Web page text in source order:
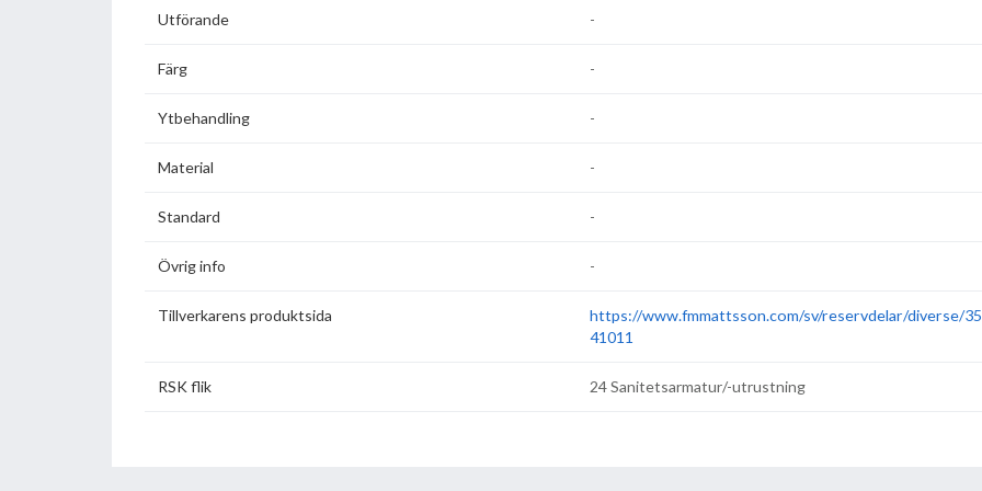
Utförande -
Färg -
Ytbehandling -
Material -
Standard -
Övrig info -
Tillverkarens produktsida
https://www.fmmattsson.com/sv/reservdelar/diverse/
41011
RSK flik 24 Sanitetsarmatur/-utrustning